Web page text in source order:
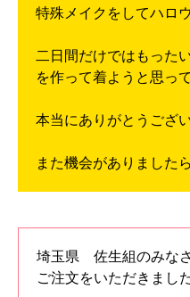
特殊メイクをしてハロ
二日間だけではもった
を作って着ようと思っ
本当にありがとうござ
また機会がありました
埼玉県 佐生組のみな
ご注文をいただきまし